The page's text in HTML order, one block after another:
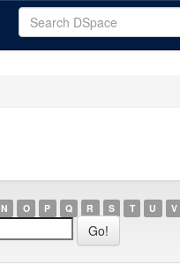
N O P Q R S T U V